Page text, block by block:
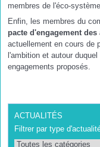
membres de l'éco-
Enfin, les membres du
pacte d'engagement
actuellement en cours de
l'ambition et autour
engagements proposés.
ACTUALITÉS
Filtrer par type